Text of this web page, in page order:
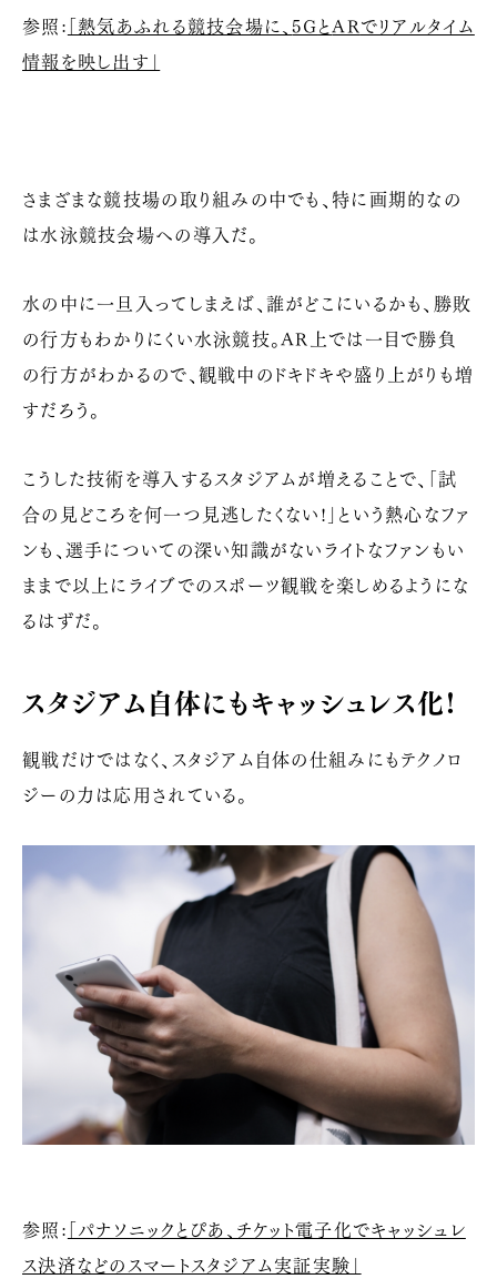
参照: 「熱気あふれる競技会場に、5GとARでリアルタイム
情報を映し出す」
さまざまな競技場の取り組みの中でも、特に画期的なの
は水泳競技会場への導入だ。
水の中に一旦入ってしまえば、誰がどこにいるかも、勝敗
の行方もわかりにくい水泳競技。AR上では一目で勝負
の行方がわかるので、観戦中のドキドキや盛り上がりも増
すだろう。
こうした技術を導入するスタジアムが増えることで、「試
合の見どころを何一つ見逃したくない!」という熱心なファ
ンも、選手についての深い知識がないライトなファンもい
ままで以上にライブでのスポーツ観戦を楽しめるようにな
るはずだ。
スタジアム自体にもキャッシュレス化!
観戦だけではなく、スタジアム自体の仕組みにもテクノロ
ジーの力は応用されている。
参照: 「パナソニックとぴあ、チケット電子化でキャッシュレ
ス決済などのスマートスタジアム実証実験」